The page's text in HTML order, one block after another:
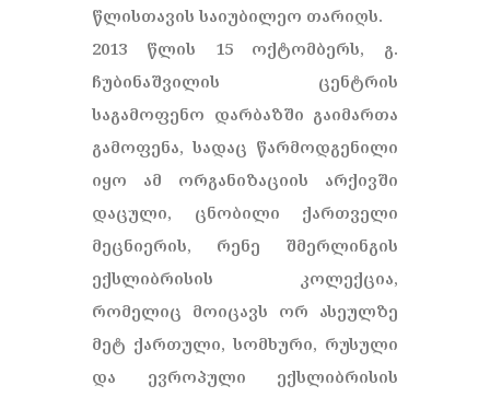
წლისთავის საიუბილეო თარიღს.
2013 წლის 15 ოქტომბერს, გ.
ჩუბინაშვილის ცენტრის
საგამოფენო დარბაზში გაიმართა
გამოფენა, სადაც წარმოდგენილი
იყო ამ ორგანიზაციის არქივში
დაცული, ცნობილი ქართველი
მეცნიერის, რენე შმერლინგის
ექსლიბრისის კოლექცია,
რომელიც მოიცავს ორ ასეულზე
მეტ ქართული, სომხური, რუსული
და ევროპული ექსლიბრისის